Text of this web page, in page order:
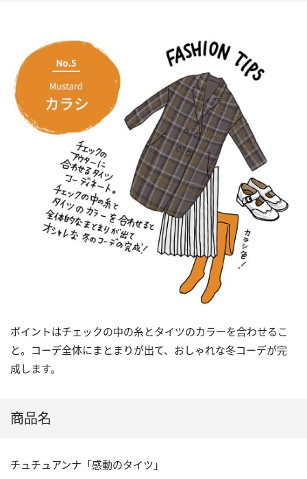
ポイントはチェックの中の糸とタイツのカラーを合わせるこ
と。コーデ全体にまとまりが出て、おしゃれな冬コーデが完
成します。
商品名
チュチュアンナ「感動のタイツ」